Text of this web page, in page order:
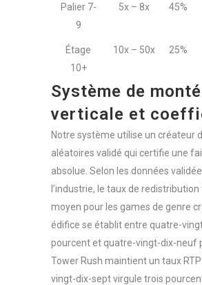
Palier 7-
9
5x – 8x 45%
Étage
10+
10x – 50x 25%
Système de
verticale et
Notre système utilise un créateur
aléatoires validé qui certifie une
absolue. Selon les données
l’industrie, le taux de
moyen pour les games de genre
édifice se établit entre quatre-
pourcent et quatre-vingt-dix-neuf
Tower Rush maintient un taux
vingt-dix-sept virgule trois